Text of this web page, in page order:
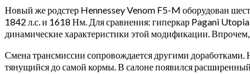
Новый же родстер Hennessey Venom F5-M оборудован
1842 л.с. и 1618 Нм. Для сравнения: гиперкар Pagani
динамические характеристики этой модификации. Впрочем,
Смена трансмиссии сопровождается другими
тянущийся до самой кормы. В салоне появился